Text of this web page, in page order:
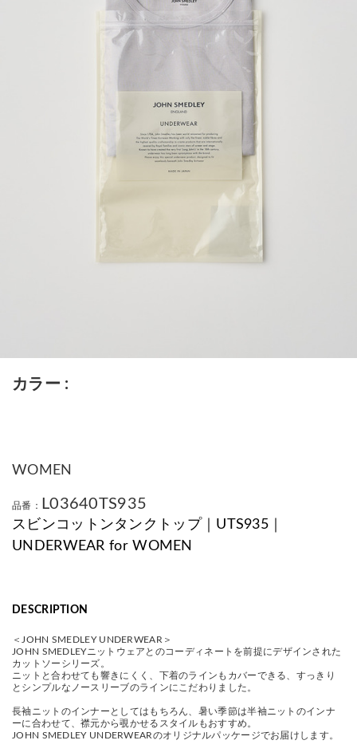
カラー
WOMEN
品番： L03640TS935
スビンコットンタンクトップ｜UTS935｜
UNDERWEAR for WOMEN
DESCRIPTION
＜JOHN SMEDLEY UNDERWEAR＞
JOHN SMEDLEYニットウェアとのコーディネートを前提にデザインされた
カットソーシリーズ。
ニットと合わせても響きにくく、下着のラインもカバーできる、すっきり
とシンプルなノースリーブのラインにこだわりました。
長袖ニットのインナーとしてはもちろん、暑い季節は半袖ニットのインナ
ーに合わせて、襟元から覗かせるスタイルもおすすめ。
JOHN SMEDLEY UNDERWEARのオリジナルパッケージでお届けします。